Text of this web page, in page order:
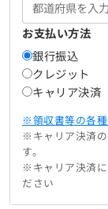
お支払い方法
銀行振込
クレジット
キャリア決済
※領収書等の各
※キャリア決済
す。
※キャリア決済
ださい